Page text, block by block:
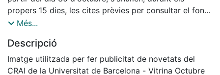
propers 15 dies, les cites prèvies per consultar el fons
o disposar d’un seient d’estudi als CRAI Biblioteques de
Més...
Descripció
Imatge utilitzada per fer publicitat de novetats del
CRAI de la Universitat de Barcelona - Vitrina Octubre